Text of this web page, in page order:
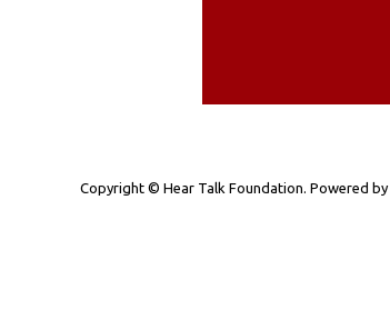
Copyright © Hear Talk Foundation. Powered by